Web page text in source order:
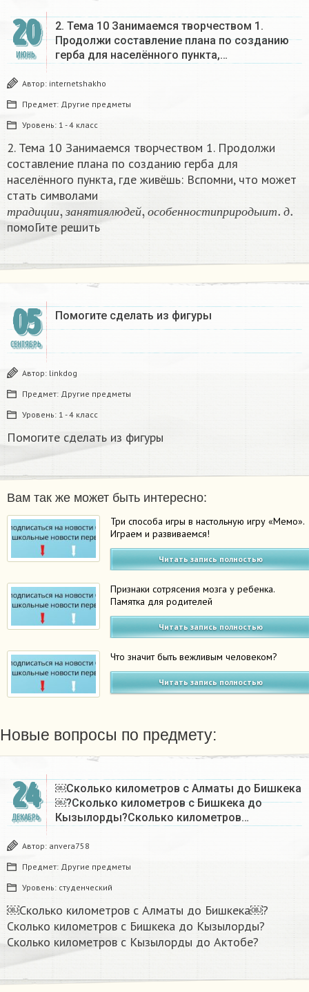
20
ИЮНЬ
2. Тема 10 Занимаемся творчеством 1.
Продолжи составление плана по созданию
герба для населённого пункта,…
Автор: internetshakho
Предмет: Другие предметы
Уровень: 1 - 4 класс
2. Тема 10 Занимаемся творчеством 1. Продолжи
составление плана по созданию герба для
населённого пункта, где живёшь: Вспомни, что может
стать символами
т р а д и ц и и занят иялю де й ос о бенн ост ипр ир о ды ит д
трад иции,заня
помоГите решить​
05
СЕНТЯБРЬ
Помогите сделать из фигуры
Автор: linkdog
Предмет: Другие предметы
Уровень: 1 - 4 класс
Помогите сделать из фигуры
Вам так же может быть интересно:
Три способа игры в настольную игру «Мемо».
Играем и развиваемся!
Читать запись полностью
Признаки сотрясения мозга у ребенка.
Памятка для родителей
Читать запись полностью
Что значит быть вежливым человеком?
Читать запись полностью
Новые вопросы по предмету:
24
ДЕКАБРЬ
￼Сколько километров с Алматы до Бишкека
￼?Сколько километров с Бишкека до
Кызылорды?Сколько километров…
Автор: anvera758
Предмет: Другие предметы
Уровень: студенческий
￼Сколько километров с Алматы до Бишкека￼?
Сколько километров с Бишкека до Кызылорды?
Сколько километров с Кызылорды до Актобе?